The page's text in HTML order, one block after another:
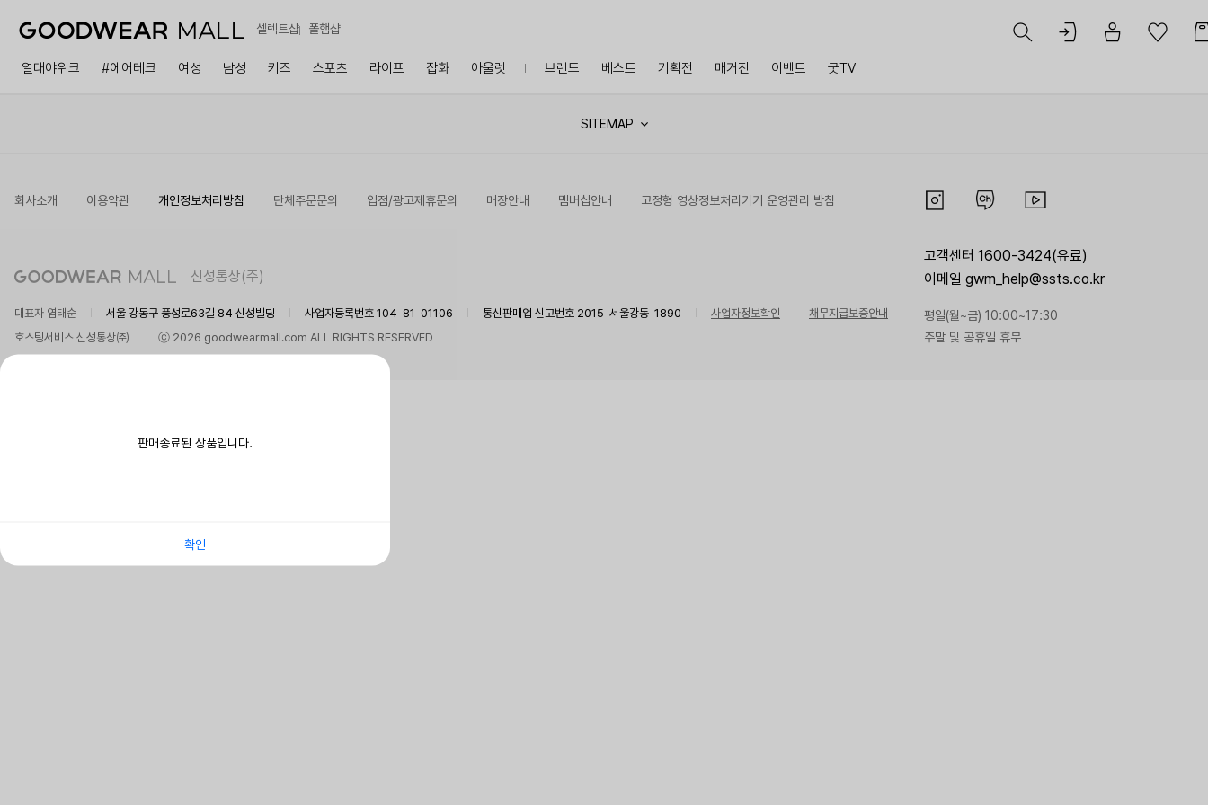
셀렉트샵 폴햄샵
열대야위크 #에어테크 여성 남성 키즈 스포츠 라이프 잡화 아울렛 브랜드 베스트 기획전 매거진 이벤트 굿TV
판매종료된 상품입니다.
확인
SITEMAP
회사소개 이용약관 개인정보처리방침 단체주문문의 입점/광고제휴문의 매장안내 멤버십안내 고정형 영상정보처리기기 운영관리 방침
신성통상(주)
대표자 염태순 서울 강동구 풍성로63길 84 신성빌딩 사업자등록번호 104-81-01106 통신판매업 신고번호 2015-서울강동-1890 사업자정보확인
채무지급보증안내
호스팅서비스 신성통상㈜
ⓒ 2026 goodwearmall.com ALL RIGHTS RESERVED
고객센터 1600-3424(유료)
이메일 gwm_help@ssts.co.kr
평일(월~금) 10:00~17:30
주말 및 공휴일 휴무